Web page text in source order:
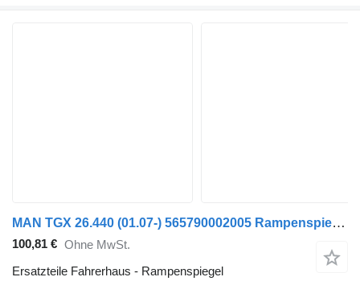
MAN TGX 26.440 (01.07-) 565790002005 Rampenspiegel für MAN TGL, TGM, TGS, TGX (2005-2021) Sattelzugmaschine
100,81 € Ohne MwSt.
Ersatzteile Fahrerhaus - Rampenspiegel